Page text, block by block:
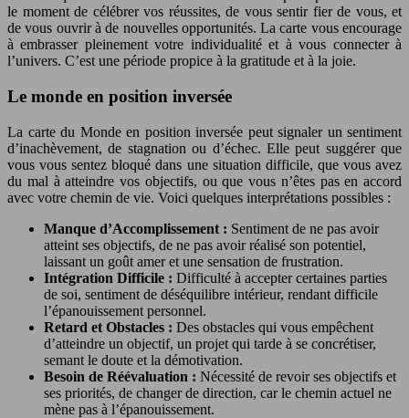
le moment de célébrer vos réussites, de vous sentir fier de vous, et
de vous ouvrir à de nouvelles opportunités. La carte vous encourage
à embrasser pleinement votre individualité et à vous connecter à
l’univers. C’est une période propice à la gratitude et à la joie.
Le monde en position inversée
La carte du Monde en position inversée peut signaler un sentiment
d’inachèvement, de stagnation ou d’échec. Elle peut suggérer que
vous vous sentez bloqué dans une situation difficile, que vous avez
du mal à atteindre vos objectifs, ou que vous n’êtes pas en accord
avec votre chemin de vie. Voici quelques interprétations possibles :
Manque d’Accomplissement : Sentiment de ne pas avoir
atteint ses objectifs, de ne pas avoir réalisé son potentiel,
laissant un goût amer et une sensation de frustration.
Intégration Difficile : Difficulté à accepter certaines parties
de soi, sentiment de déséquilibre intérieur, rendant difficile
l’épanouissement personnel.
Retard et Obstacles : Des obstacles qui vous empêchent
d’atteindre un objectif, un projet qui tarde à se concrétiser,
semant le doute et la démotivation.
Besoin de Réévaluation : Nécessité de revoir ses objectifs et
ses priorités, de changer de direction, car le chemin actuel ne
mène pas à l’épanouissement.